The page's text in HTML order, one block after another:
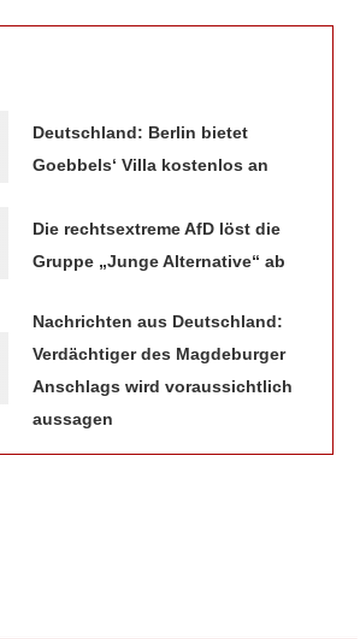
Deutschland: Berlin bietet
Goebbels‘ Villa kostenlos an
Die rechtsextreme AfD löst die
Gruppe „Junge Alternative“ ab
Nachrichten aus Deutschland:
Verdächtiger des Magdeburger
Anschlags wird voraussichtlich
aussagen